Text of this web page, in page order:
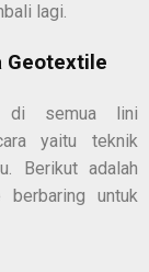
lagi.
Geotextile
di semua lini
yaitu teknik
Berikut adalah
berbaring untuk